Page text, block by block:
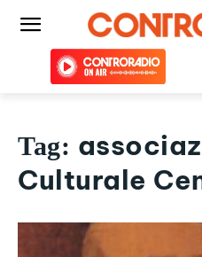
Tag:
Culturale